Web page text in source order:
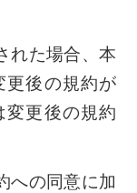
れた場合、本
後の規約が
更後の規約
への同意に加